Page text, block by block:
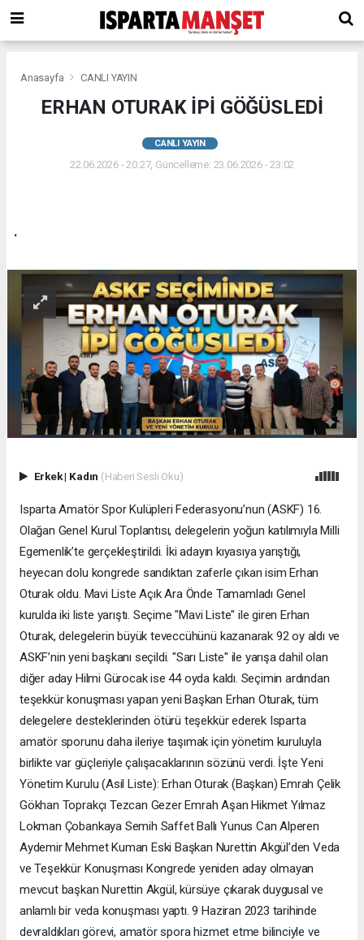
Anasayfa CANLI YAYIN
ERHAN OTURAK İPİ GÖĞÜSLEDİ
CANLI YAYIN
22.06.2026 - 20:27, Güncelleme: 23.06.2026 - 23:02
.
Erkek| Kadın (Haberi Sesli Oku)
Isparta Amatör Spor Kulüpleri Federasyonu’nun (ASKF) 16.
Olağan Genel Kurul Toplantısı, delegelerin yoğun katılımıyla Milli
Egemenlik’te gerçekleştirildi. İki adayın kıyasıya yarıştığı,
heyecan dolu kongrede sandıktan zaferle çıkan isim Erhan
Oturak oldu. ​Mavi Liste Açık Ara Önde Tamamladı Genel
kurulda iki liste yarıştı. Seçime "Mavi Liste" ile giren Erhan
Oturak, delegelerin büyük teveccühünü kazanarak 92 oy aldı ve
ASKF’nin yeni başkanı seçildi. "Sarı Liste" ile yarışa dahil olan
diğer aday Hilmi Gürocak ise 44 oyda kaldı. ​Seçimin ardından
teşekkür konuşması yapan yeni Başkan Erhan Oturak, tüm
delegelere desteklerinden ötürü teşekkür ederek Isparta
amatör sporunu daha ileriye taşımak için yönetim kuruluyla
birlikte var güçleriyle çalışacaklarının sözünü verdi. ​İşte Yeni
Yönetim Kurulu (Asil Liste): ​Erhan Oturak (Başkan) ​Emrah Çelik ​
Gökhan Toprakçı ​Tezcan Gezer ​Emrah Aşan ​Hikmet Yılmaz ​
Lokman Çobankaya ​Semih Saffet Ballı ​Yunus Can ​Alperen
Aydemir ​Mehmet Kuman ​Eski Başkan Nurettin Akgül’den Veda
ve Teşekkür Konuşması ​Kongrede yeniden aday olmayan
mevcut başkan Nurettin Akgül, kürsüye çıkarak duygusal ve
anlamlı bir veda konuşması yaptı. 9 Haziran 2023 tarihinde
devraldıkları görevi, amatör spora hizmet etme bilinciyle ve